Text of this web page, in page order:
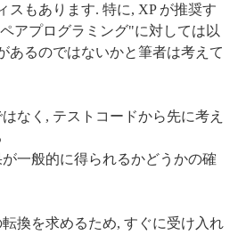
スもあります. 特に, XP が推奨す
アプログラミング"に対しては以
あるのではないかと筆者は考えて
なく, テストコードから先に考え
一般的に得られるかどうかの確
換を求めるため, すぐに受け入れ